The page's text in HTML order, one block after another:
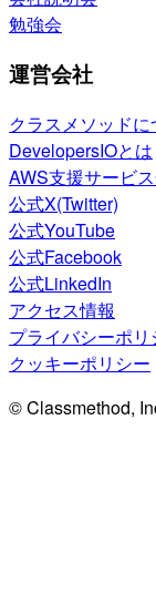
勉強会
運営会社
クラスメソッドに
DevelopersIOとは
AWS支援サービ
公式X(Twitter)
公式YouTube
公式Facebook
公式LinkedIn
アクセス情報
プライバシーポリ
クッキーポリシー
© Classmethod,